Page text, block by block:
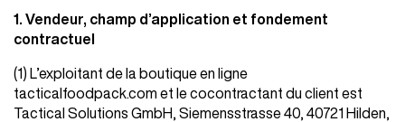
1. Vendeur, champ d’application et fondement
contractuel
(1) L’exploitant de la boutique en ligne
tacticalfoodpack.com et le cocontractant du client est
Tactical Solutions GmbH, Siemensstrasse 40, 40721 Hilden,